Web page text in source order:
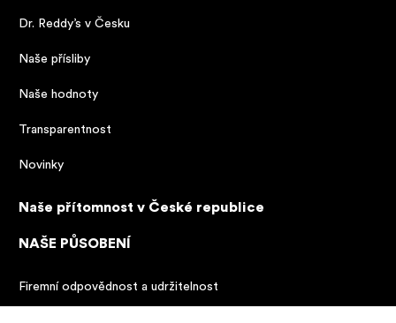
Dr. Reddy’s v Česku
Naše přísliby
Naše hodnoty
Transparentnost
Novinky
Naše přítomnost v České republice
NAŠE PŮSOBENÍ
Firemní odpovědnost a udržitelnost